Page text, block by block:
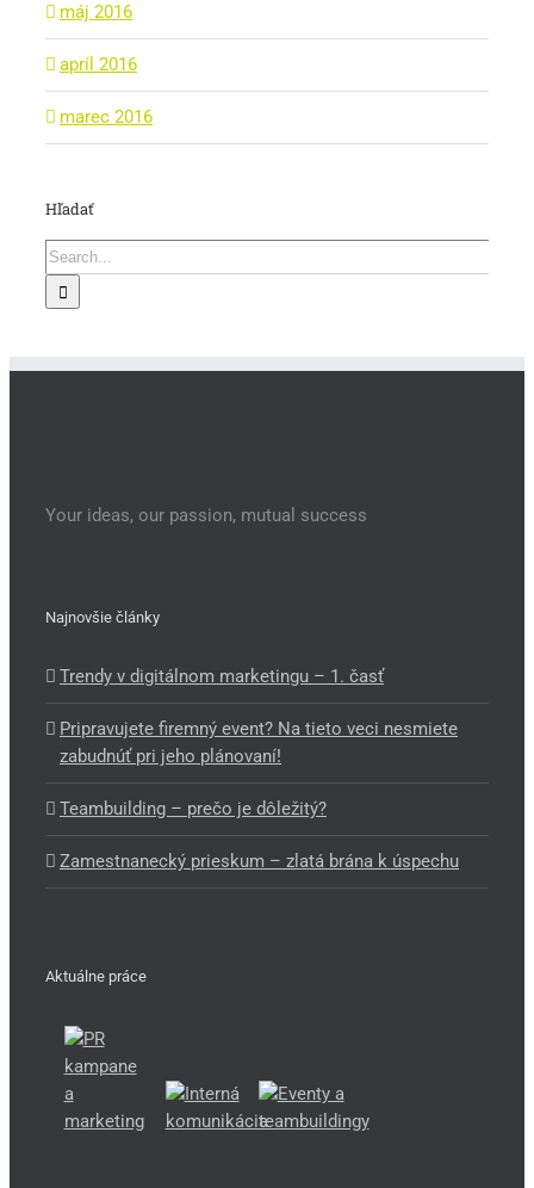
máj 2016
apríl 2016
marec 2016
Hľadať
Search
for:
Your ideas, our passion, mutual success
Najnovšie články
Trendy v digitálnom marketingu – 1. časť
Pripravujete firemný event? Na tieto veci nesmiete
zabudnúť pri jeho plánovaní!
Teambuilding – prečo je dôležitý?
Zamestnanecký prieskum – zlatá brána k úspechu
Aktuálne práce